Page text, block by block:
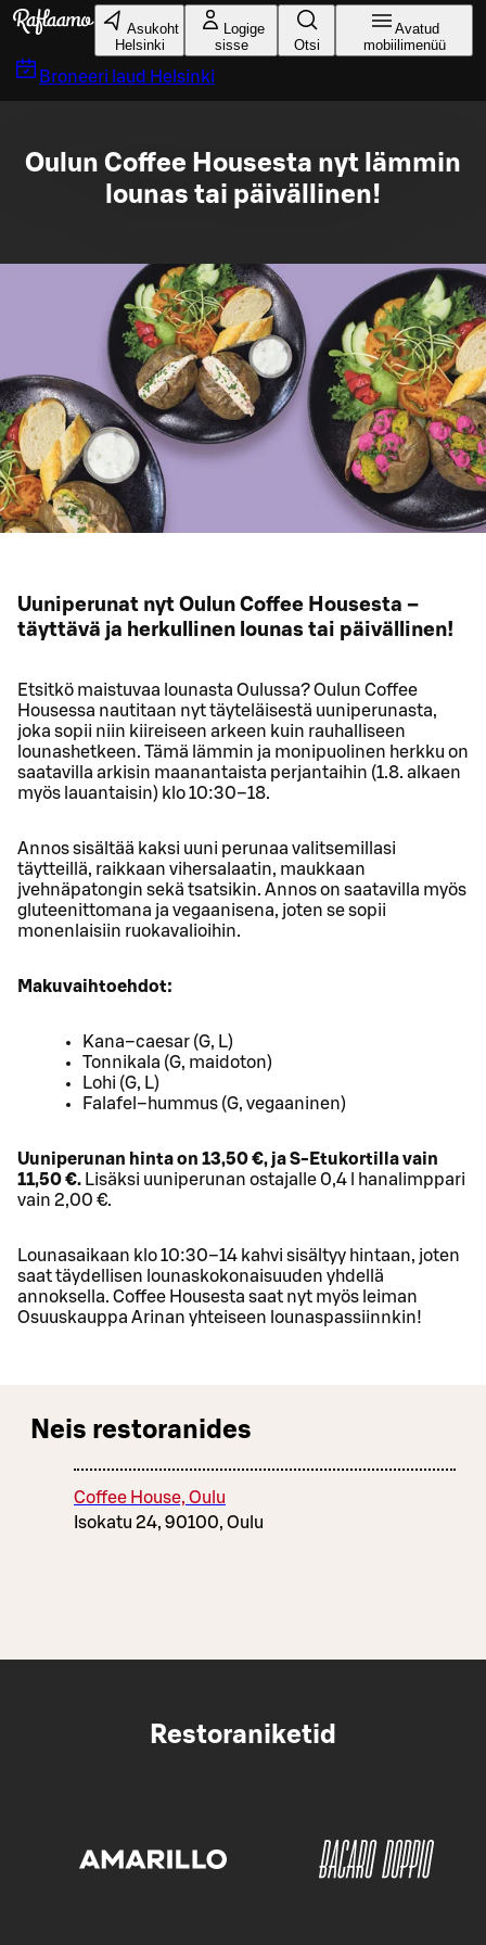
Liigu peamise sisu juurde
Asukoht
Helsinki
Logige
sisse
Otsi
Avatud
mobiilimenüü
Broneeri laud Helsinki
Oulun Coffee Housesta nyt lämmin
lounas tai päivällinen!
Uuniperunat nyt Oulun Coffee Housesta –
täyttävä ja herkullinen lounas tai päivällinen!
Etsitkö maistuvaa lounasta Oulussa? Oulun Coffee
Housessa nautitaan nyt täyteläisestä uuniperunasta,
joka sopii niin kiireiseen arkeen kuin rauhalliseen
lounashetkeen. Tämä lämmin ja monipuolinen herkku on
saatavilla arkisin maanantaista perjantaihin (1.8. alkaen
myös lauantaisin) klo 10:30–18.
Annos sisältää kaksi uuni perunaa valitsemillasi
täytteillä, raikkaan vihersalaatin, maukkaan
jvehnäpatongin sekä tsatsikin. Annos on saatavilla myös
gluteenittomana ja vegaanisena, joten se sopii
monenlaisiin ruokavalioihin.
Makuvaihtoehdot:
Kana–caesar (G, L)
Tonnikala (G, maidoton)
Lohi (G, L)
Falafel–hummus (G, vegaaninen)
Uuniperunan hinta on 13,50 €, ja S-Etukortilla vain
11,50 €. Lisäksi uuniperunan ostajalle 0,4 l hanalimppari
vain 2,00 €.
Lounasaikaan klo 10:30–14 kahvi sisältyy hintaan, joten
saat täydellisen lounaskokonaisuuden yhdellä
annoksella. Coffee Housesta saat nyt myös leiman
Osuuskauppa Arinan yhteiseen lounaspassiinnkin!
Neis restoranides
Coffee House, Oulu
Isokatu 24, 90100, Oulu
Restoraniketid